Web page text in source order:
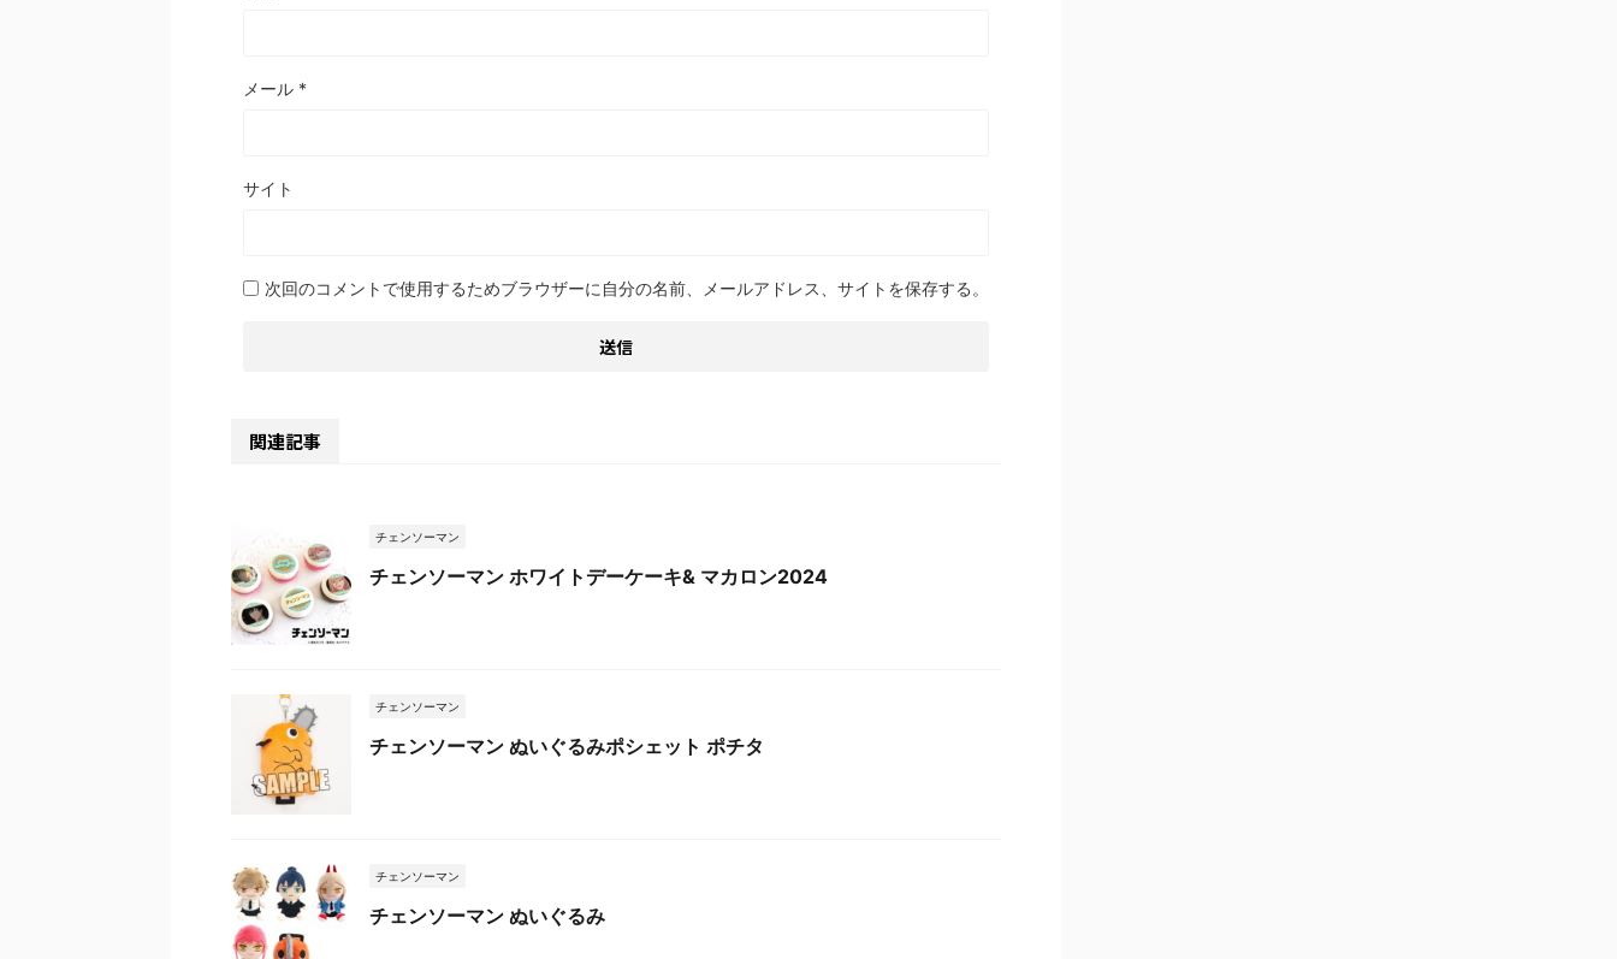
メール *
サイト
次回のコメントで使用するためブラウザーに自分の名前、メールアドレス、サイトを保存する。
関連記事
チェンソーマン
チェンソーマン ホワイトデーケーキ& マカロン2024
チェンソーマン
チェンソーマン ぬいぐるみポシェット ポチタ
チェンソーマン
チェンソーマン ぬいぐるみ